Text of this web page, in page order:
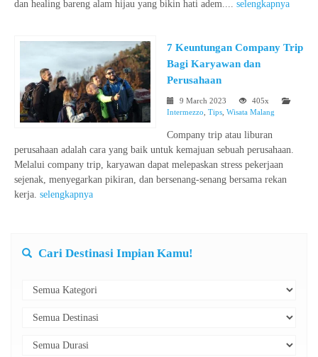
dan healing bareng alam hijau yang bikin hati adem.​... selengkapnya
7 Keuntungan Company Trip
Bagi Karyawan dan
Perusahaan
9 March 2023
405x
Intermezzo Tips Wisata Malang
Company trip atau liburan
perusahaan adalah cara yang baik untuk kemajuan sebuah perusahaan.
Melalui company trip, karyawan dapat melepaskan stress pekerjaan
sejenak, menyegarkan pikiran, dan bersenang-senang bersama rekan
kerja. selengkapnya
Cari Destinasi Impian Kamu!